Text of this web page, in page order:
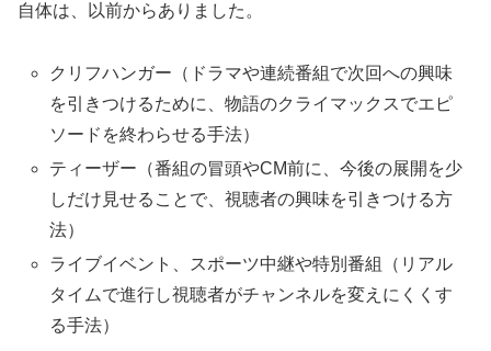
自体は、以前からありました。
クリフハンガー（ドラマや連続番組で次回への興味
を引きつけるために、物語のクライマックスでエピ
ソードを終わらせる手法）
ティーザー（番組の冒頭やCM前に、今後の展開を少
しだけ見せることで、視聴者の興味を引きつける方
法）
ライブイベント、スポーツ中継や特別番組（リアル
タイムで進行し視聴者がチャンネルを変えにくくす
る手法）